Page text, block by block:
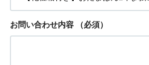
お問い合わせ内容 （必須）